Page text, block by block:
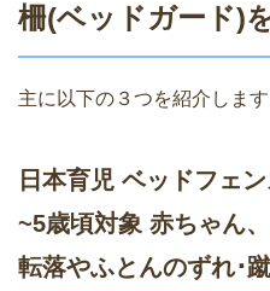
柵(ベッドガード)
主に以下の３つを紹介します
日本育児 ベッドフェ
~5歳頃対象 赤ちゃん
転落やふとんのずれ･